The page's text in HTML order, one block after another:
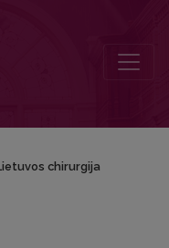
chirurgija